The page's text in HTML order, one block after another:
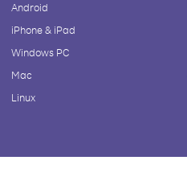
Android
iPhone & iPad
Windows PC
Mac
Linux